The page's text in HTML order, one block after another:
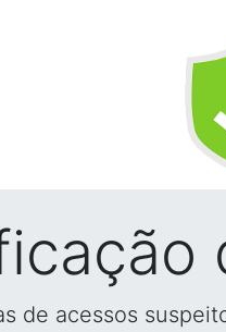
de acessos